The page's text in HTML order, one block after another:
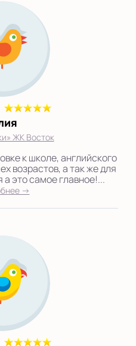
ЖК Восток
к школе, английского
возрастов, а так же для
это самое главное!...
→